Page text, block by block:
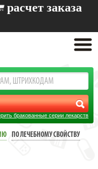
расчет заказа
бракованные серии лекарств
ПО ЛЕЧЕБНОМУ СВОЙСТВУ